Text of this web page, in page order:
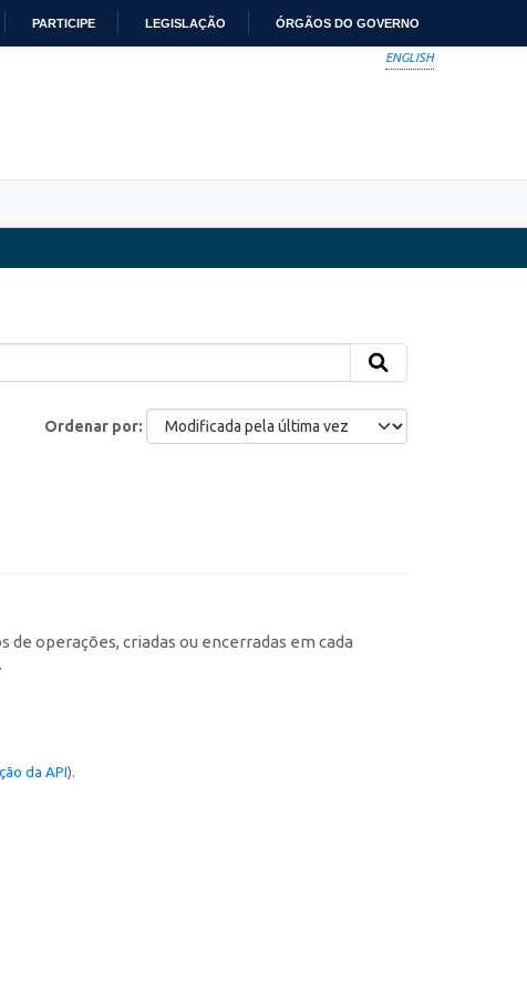
PARTICIPE LEGISLAÇÃO ÓRGÃOS DO GOVERNO
ENGLISH
Ordenar por
operações, criadas ou encerradas em cada
da API).